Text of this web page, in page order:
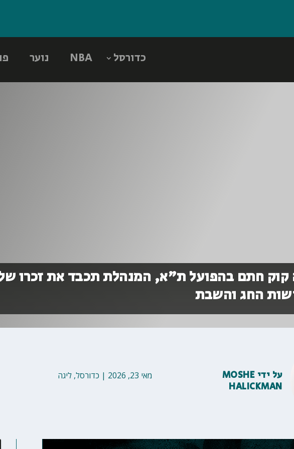
כדורסל NBA נוער
קוק חתם בהפועל ת"א, המנהלת תכבד את זכרו
החג והשבת
מאי 23, 2026 | כדורסל,ליגה על ידי MOSHE
HALICKMAN